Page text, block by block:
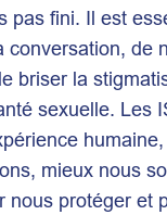
pas fini. Il est
conversation, de
briser la
sexuelle. Les
mieux nous
nous protéger et